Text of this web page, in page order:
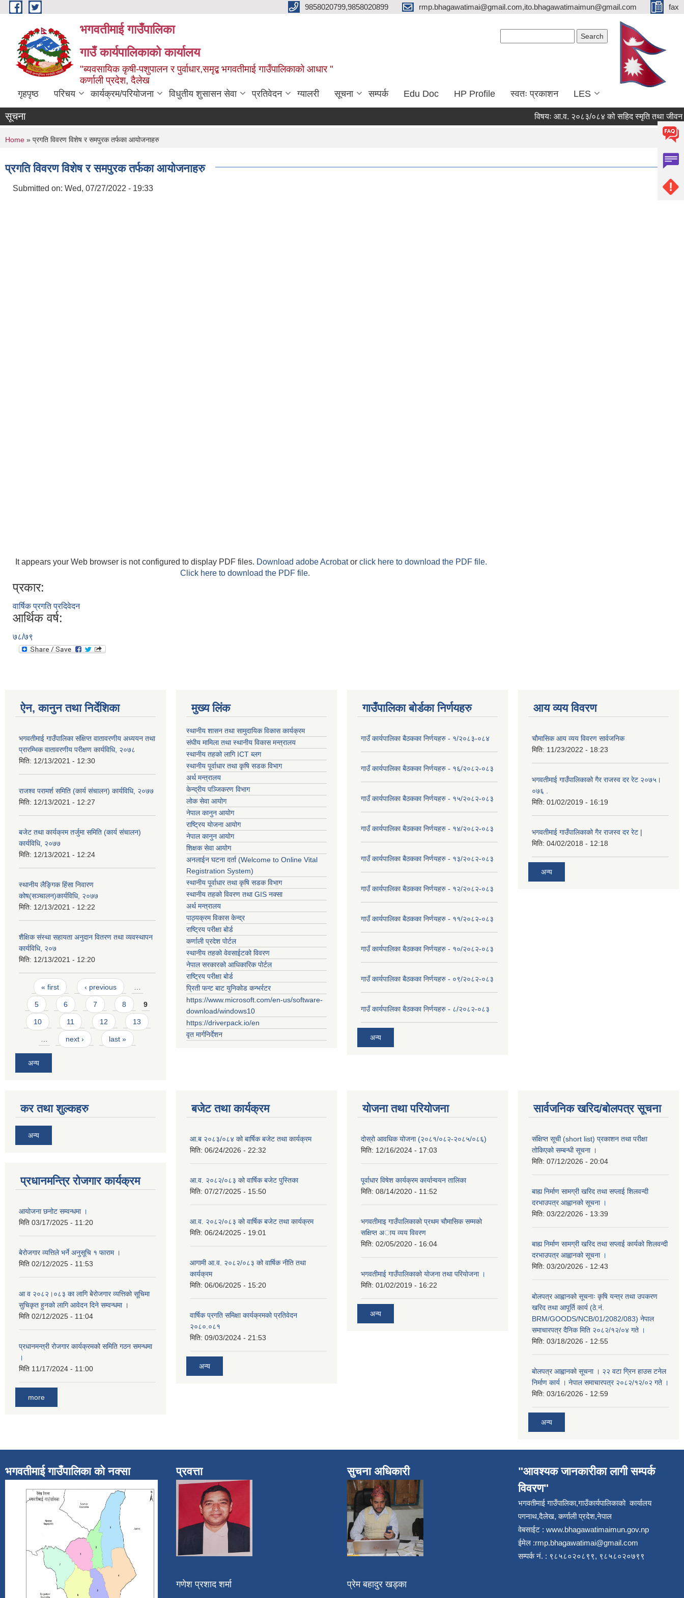
Skip to main content 9858020799,9858020899 rmp.bhagawatimai@gmail.com,ito.bhagawatimaimun@gmail.com fax
भगवतीमाई गाउँपालिका
गाउँ कार्यपालिकाको कार्यालय
"ब्यवसायिक कृषी-पशुपालन र पुर्वाधार,समृद्ब भगवतीमाई गाउँपालिकाको आधार "
कर्णाली प्रदेश, दैलेख
गृहपृष्ठ परिचय कार्यक्रम/परियोजना विधुतीय शुसासन सेवा प्रतिवेदन ग्यालरी सूचना सम्पर्क Edu Doc HP Profile स्वतः प्रकाशन LES
सूचना विषयः आ.व. २०८३/०८४ को सहिद स्मृति तथा जीवन
You are here
Home » प्रगति विवरण विशेष र समपुरक तर्फका आयोजनाहरु
प्रगति विवरण विशेष र समपुरक तर्फका आयोजनाहरु
Submitted on: Wed, 07/27/2022 - 19:33
It appears your Web browser is not configured to display PDF files. Download adobe Acrobator click here to download the PDF file.
Click here to download the PDF file.
प्रकार:
वार्षिक प्रगति प्रदिवेदन
आर्थिक वर्ष:
७८/७९
ऐन, कानुन तथा निर्देशिका
भगवतीमाई गाउँपालिका संक्षिप्त वातावरणीय अध्ययन तथा
प्रारम्भिक वातावरणीय परीक्षण कार्यविधि, २०७८
मिति: 12/13/2021 - 12:30
राजश्व परामर्श समिति (कार्य संचालन) कार्यविधि, २०७७
मिति: 12/13/2021 - 12:27
बजेट तथा कार्यक्रम तर्जुमा समिति (कार्य संचालन)
कार्यविधि, २०७७
मिति: 12/13/2021 - 12:24
स्थानीय लैङ्गिक हिंसा निवारण
कोष(सञ्चालन)कार्यविधि, २०७७
मिति: 12/13/2021 - 12:22
शैक्षिक संस्था सहायता अनुदान वितरण तथा व्यवस्थापन
कार्यविधि, २०७
मिति: 12/13/2021 - 12:20
Pages
« first ‹ previous …
5 6 7 8 9
10 11 12 13
… next › last »
अन्य
मुख्य लिंक
स्थानीय शासन तथा सामुदायिक विकास कार्यक्रम
संघीय मामिला तथा स्थानीय विकास मन्त्रालय
स्थानीय तहको लागि ICT ब्लग
स्थानीय पूर्वाधार तथा कृषि सडक विभाग
अर्थ मन्त्रालय
केन्द्रीय पञ्जिकरण विभाग
लोक सेवा आयोग
नेपाल कानुन आयोग
राष्ट्रिय योजना आयोग
नेपाल कानुन आयोग
शिक्षक सेवा आयोग
अनलाईन घटना दर्ता (Welcome to Online Vital
Registration System)
स्थानीय पूर्वाधार तथा कृषि सडक विभाग
स्थानीय तहको विवरण तथा GIS नक्सा
अर्थ मन्त्रालय
पाठ्यक्रम विकास केन्द्र
राष्ट्रिय परीक्षा बोर्ड
कर्णाली प्रदेश पोर्टल
स्थानीय तहको वेवसाईटको विवरण
नेपाल सरकारको आधिकारिक पोर्टल
राष्ट्रिय परीक्षा बोर्ड
प्रिती फन्ट बाट युनिकोड कन्भर्रटर
https://www.microsoft.com/en-us/software-
download/windows10
https://driverpack.io/en
वृत मार्गनिर्देशन
गाउँपालिका बोर्डका निर्णयहरु
गाउँ कार्यपालिका बैठकका निर्णयहरु - १/२०८३-०८४
गाउँ कार्यपालिका बैठकका निर्णयहरु - १६/२०८२-०८३
गाउँ कार्यपालिका बैठकका निर्णयहरु - १५/२०८२-०८३
गाउँ कार्यपालिका बैठकका निर्णयहरु - १४/२०८२-०८३
गाउँ कार्यपालिका बैठकका निर्णयहरु - १३/२०८२-०८३
गाउँ कार्यपालिका बैठकका निर्णयहरु - १२/२०८२-०८३
गाउँ कार्यपालिका बैठकका निर्णयहरु - ११/२०८२-०८३
गाउँ कार्यपालिका बैठकका निर्णयहरु - १०/२०८२-०८३
गाउँ कार्यपालिका बैठकका निर्णयहरु - ०९/२०८२-०८३
गाउँ कार्यपालिका बैठकका निर्णयहरु - ८/२०८२-०८३
अन्य
आय व्यय विवरण
चाैमासिक आय व्यय विवरण सार्वजनिक
मिति: 11/23/2022 - 18:23
भगवतीमाई गाउँपालिकाको गैर राजस्व दर रेट २०७५।
०७६ .
मिति: 01/02/2019 - 16:19
भगवतीमाई गाउँपालिकाको गैर राजस्व दर रेट |
मिति: 04/02/2018 - 12:18
अन्य
कर तथा शुल्कहरु
अन्य
प्रधानमन्त्रि रोजगार कार्यक्रम
आयोजना छनोट सम्वन्धमा ।
मिति 03/17/2025 - 11:20
बेरोजगार व्यत्तिले भर्ने अनुसूचि १ फाराम ।
मिति 02/12/2025 - 11:53
आ व २०८२।०८३ का लागि बेेरोजगार व्यत्तिको सूचिमा
सुचिकृत हुनको लागि आवेदन दिने सम्वन्धमा ।
मिति 02/12/2025 - 11:04
प्रधानमन्त्री रोजगार कार्यक्रमको समिति गठन समन्धमा
।
मिति 11/17/2024 - 11:00
more
बजेट तथा कार्यक्रम
आ.ब २०८३/०८४ को बार्षिक बजेट तथा कार्यक्रम
मिति: 06/24/2026 - 22:32
आ.व. २०८२/०८३ को वार्षिक बजेट पुस्तिका
मिति: 07/27/2025 - 15:50
आ.व. २०८२/०८३ को वार्षिक बजेट तथा कार्यक्रम
मिति: 06/24/2025 - 19:01
आगामी आ.व. २०८२/०८३ को वार्षिक नीति तथा
कार्यक्रम
मिति: 06/06/2025 - 15:20
वार्षिक प्रगति समिक्षा कार्यक्रमको प्रतिवेदन
२०८०.०८१
मिति: 09/03/2024 - 21:53
अन्य
योजना तथा परियोजना
दोस्रो आवधिक योजना (२०८१/०८२-२०८५/०८६)
मिति: 12/16/2024 - 17:03
पूर्वाधार विषेश कार्यक्रम कार्यान्वयन तालिका
मिति: 08/14/2020 - 11:52
भगवतीमाइ गाउँपालिकाकाे प्रथम चाैमासिक सम्मकाे
सक्षिप्त अाय व्यय विवरण
मिति: 02/05/2020 - 16:04
भगवतीमाई गाउँपालिकाको याेजना तथा परियाेजना ।
मिति: 01/02/2019 - 16:22
अन्य
सार्वजनिक खरिद/बोलपत्र सूचना
संक्षिप्त सूची (short list) प्रकाशन तथा परीक्षा
तोकिएको सम्बन्धी सूचना ।
मिति: 07/12/2026 - 20:04
बाह्य निर्माण सामग्री खरिद तथा सप्लाई शिलवन्दी
दरभाउपत्र आह्वानको सूचना ।
मिति: 03/22/2026 - 13:39
बाह्य निर्माण सामग्री खरिद तथा सप्लाई कार्यको शिलवन्दी
दरभाउपत्र आह्वानको सूचना ।
मिति: 03/20/2026 - 12:43
बोलपत्र आह्वानको सूचनाः कृषि यन्त्र तथा उपकरण
खरिद तथा आपूर्ति कार्य (ठे.नं.
BRM/GOODS/NCB/01/2082/083) नेपाल
समाचारपत्र दैनिक मिति २०८२/१२/०४ गते ।
मिति: 03/18/2026 - 12:55
बोलपत्र आह्वानको सूचना । २२ वटा ग्रिन हाउस टनेल
निर्माण कार्य । नेपाल समाचारपत्र २०८२/१२/०२ गते ।
मिति: 03/16/2026 - 12:59
अन्य
भगवतीमाई गाउँपालिका को नक्सा प्रवत्ता
गणेश प्रशाद शर्मा
सुचना अधिकारी
प्रेम बहादुर खड्का
"आवश्यक जानकारीका लागी सम्पर्क
विवरण"
भगवतीमाई गाउँपालिका,गाउँकार्यपालिकाको कार्यालय
पगनाथ,दैलेख, कर्णाली प्रदेश,नेपाल
वेबसाईट : www.bhagawatimaimun.gov.np
ईमेल :rmp.bhagawatimai@gmail.com
सम्पर्क नं. : ९८५८०२०८९९, ९८५८०२०७९९